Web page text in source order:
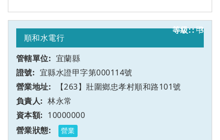
3
順和水電行
宜蘭縣
宜縣水證甲字第000114號
【263】壯圍鄉忠孝村順和路101號
甲
林永常
10000000
營業